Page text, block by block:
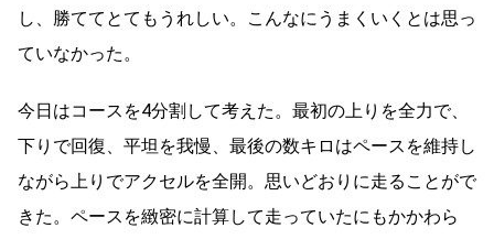
し、勝ててとてもうれしい。こんなにうまくいくとは思っ
ていなかった。
今日はコースを4分割して考えた。最初の上りを全力で、
下りで回復、平坦を我慢、最後の数キロはペースを維持し
ながら上りでアクセルを全開。思いどおりに走ることがで
きた。ペースを緻密に計算して走っていたにもかかわら